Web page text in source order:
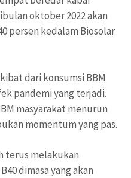
oktober 2022 akan
persen kedalam Biosolar
dari konsumsi BBM
pandemi yang terjadi.
masyarakat menurun
momentum yang pas.
terus melakukan
dimasa yang akan